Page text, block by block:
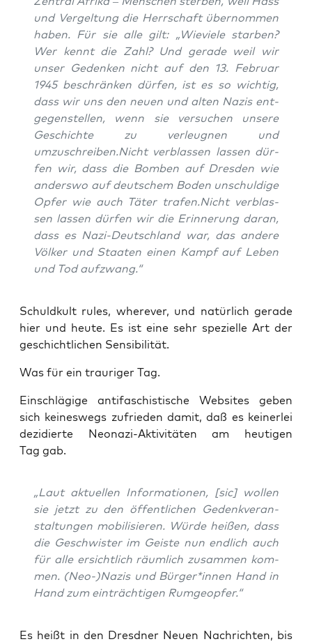
und Ver­gel­tung die Herr­schaft über­nom­men
haben. Für sie alle gilt: „Wie­vie­le star­ben?
Wer kennt die Zahl? Und gera­de weil wir
unser Geden­ken nicht auf den 13. Febru­ar
1945 beschrän­ken dür­fen, ist es so wich­tig,
dass wir uns den neu­en und alten Nazis ent­
ge­gen­stel­len, wenn sie ver­su­chen unse­re
Geschich­te zu ver­leug­nen und
umzuschreiben.Nicht ver­blas­sen las­sen dür­
fen wir, dass die Bom­ben auf Dres­den wie
anders­wo auf deut­schem Boden unschul­di­ge
Opfer wie auch Täter trafen.Nicht ver­blas­
sen las­sen dür­fen wir die Erin­ne­rung dar­an,
dass es Nazi-Deutsch­land war, das ande­re
Völ­ker und Staa­ten einen Kampf auf Leben
und Tod aufzwang.“
Schuld­kult rules, whe­re­ver, und natür­lich gera­de
hier und heu­te. Es ist eine sehr spe­zi­el­le Art der
geschicht­li­chen Sensibilität.
Was für ein trau­ri­ger Tag.
Ein­schlä­gi­ge anti­fa­schis­ti­sche Web­sites geben
sich kei­nes­wegs zufrie­den damit, daß es kei­ner­lei
dezi­dier­te Neo­na­zi-Akti­vi­tä­ten am heu­ti­gen
Tag gab.
„Laut aktu­el­len Infor­ma­tio­nen, [sic] wol­len
sie jetzt zu den öffent­li­chen Gedenk­ver­an­
stal­tun­gen mobi­li­sie­ren. Wür­de hei­ßen, dass
die Geschwis­ter im Geis­te nun end­lich auch
für alle ersicht­lich räum­lich zusam­men kom­
men. (Neo-)Nazis und Bürger*innen Hand in
Hand zum ein­träch­ti­gen Rumgeopfer.“
Es heißt in den Dresd­ner Neu­en Nach­rich­ten, bis